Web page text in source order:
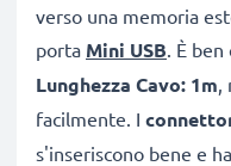
verso una memoria
porta Mini USB. È
Lunghezza Cavo: 1m,
facilmente. I
s'inseriscono bene e